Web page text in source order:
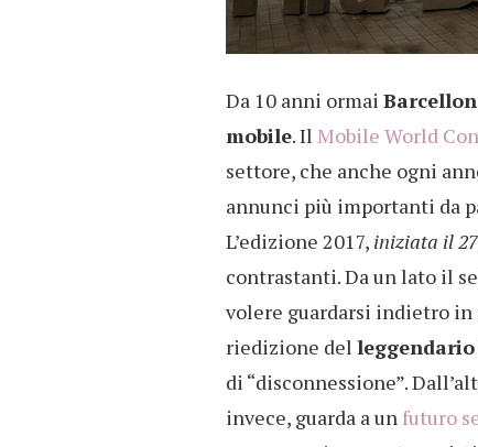
Da 10 anni ormai
mobile. Il Mobile World
settore, che anche ogni
annunci più importanti da
L’edizione 2017, iniziata il
contrastanti. Da un lato il
volere guardarsi indietro
riedizione del
di “disconnessione”.
invece, guarda a un futuro